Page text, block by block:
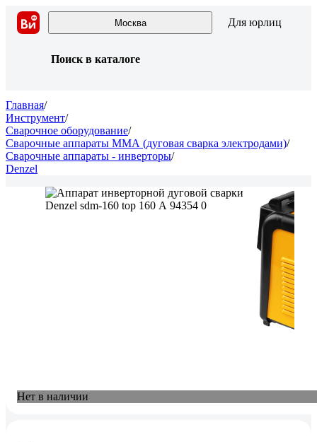
Москва Для юрлиц
Поиск в каталоге
Главная/
Инструмент/
Сварочное оборудование/
Сварочные аппараты ММА (дуговая сварка электродами)/
Сварочные аппараты - инверторы/
Denzel
Нет в наличии